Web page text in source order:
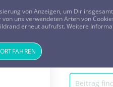
FRAGEN?
Magazin
von Anzeigen, um Dir
uns verwendeten Arten von
erneut aufrufst. Weitere